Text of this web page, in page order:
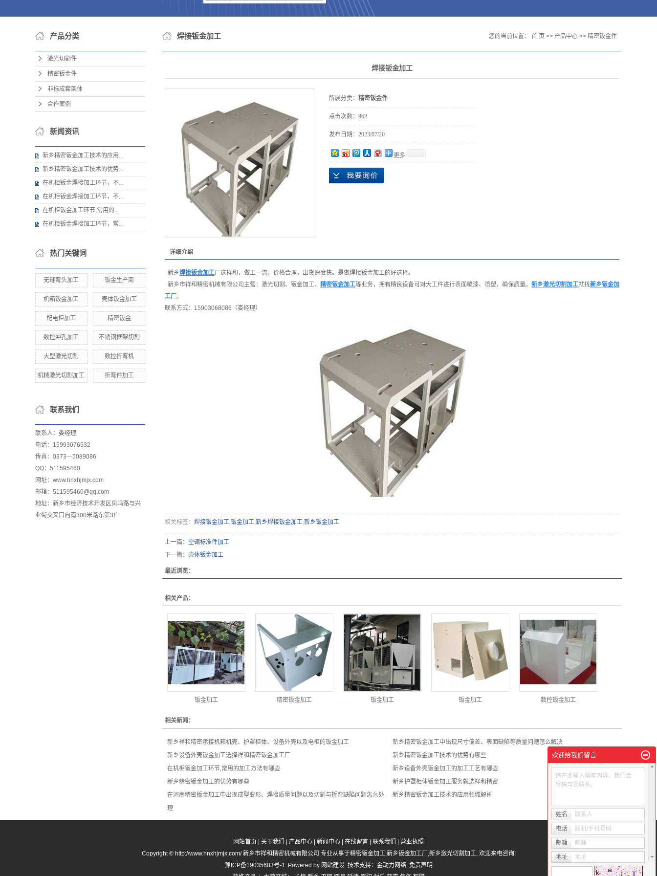
产品分类
激光切割件
精密钣金件
非标成套架体
合作案例
新闻资讯
新乡精密钣金加工技术的应用...
新乡精密钣金加工技术的优势...
在机柜钣金焊接加工环节，不...
在机柜钣金焊接加工环节，不...
在机柜钣金加工环节,常用的...
在机柜钣金焊接加工环节，常...
热门关键词
无缝弯头加工 钣金生产商
机箱钣金加工 壳体钣金加工
配电柜加工 精密钣金
数控冲孔加工 不锈钢框架切割
大型激光切割 数控折弯机
机械激光切割加工 折弯件加工
联系我们
联系人：娄经理
电话：15993076532
传真：0373—5089086
QQ：511595460
网址：www.hnxhjmjx.com
邮箱：511595460@qq.com
地址：新乡市经济技术开发区凤鸣路与兴
业街交叉口向南300米路东第3户
焊接钣金加工 您的当前位置： 首 页 >> 产品中心 >> 精密钣金件
焊接钣金加工
所属分类： 精密钣金件
点击次数： 962
发布日期： 2023/07/20
更多
详细介绍
新乡焊接钣金加工厂选祥和，做工一流，价格合理，出货速度快。是做焊接钣金加工的好选择。
新乡市祥和精密机械有限公司主营：激光切割、钣金加工、 精密钣金加工等业务，拥有精良设备可对大工件进行表面喷漆、喷塑，确保质量。 新乡激光切割加工就找新乡钣金加
工厂 。
联系方式：15903068086（娄经理）
相关标签： 焊接钣金加工,钣金加工,新乡焊接钣金加工,新乡钣金加工
上一篇： 空调标准件加工
下一篇： 壳体钣金加工
最近浏览：
相关产品：
钣金加工 精密钣金加工 钣金加工 钣金加工 数控钣金加工
相关新闻：
新乡祥和精密承接机箱机壳、护罩柜体、设备外壳以及电柜的钣金加工
新乡精密钣金加工中出现尺寸偏差、表面缺陷等质量问题怎么解决
新乡设备外壳钣金加工选择祥和精密钣金加工厂
新乡精密钣金加工技术的优势有哪些
在机柜钣金加工环节,常用的加工方法有哪些
新乡设备外壳钣金加工的加工工艺有哪些
新乡精密钣金加工的优势有哪些
新乡护罩柜体钣金加工服务就选祥和精密
在河南精密钣金加工中出现成型变形、焊接质量问题以及切割与折弯缺陷问题怎么处
理
新乡精密钣金加工技术的应用领域解析
网站首页 关于我们 产品中心 新闻中心 在线留言 联系我们
营业执照
Copyright © http://www.hnxhjmjx.com/ 新乡市祥和精密机械有限公司 专业从事于精密钣金加工,新乡钣金加工厂 ,新乡激光切割加工, 欢迎来电咨询!
豫ICP备19035683号-1 Powered by 网站建设技术支持： 金动力网络 免责声明
欢迎给我们留言
请在此输入留言内容，我们会
尽快与您联系。
姓名 联系人
电话 座机/手机号码
邮箱 邮箱
地址 地址